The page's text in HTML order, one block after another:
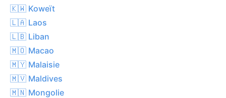
🇰🇼 Koweït
🇱🇦 Laos
🇱🇧 Liban
🇲🇴 Macao
🇲🇾 Malaisie
🇲🇻 Maldives
🇲🇳 Mongolie